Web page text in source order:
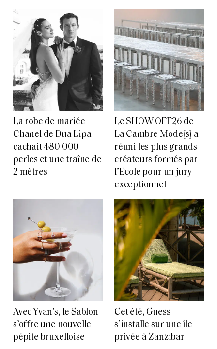
La robe de mariée
Chanel de Dua Lipa
cachait 480 000
perles et une traîne de
2 mètres
Le SHOW OFF26 de
La Cambre Mode[s] a
réuni les plus grands
créateurs formés par
l’Ecole pour un jury
exceptionnel
Avec Yvan’s, le Sablon
s’offre une nouvelle
pépite bruxelloise
Cet été, Guess
s’installe sur une île
privée à Zanzibar